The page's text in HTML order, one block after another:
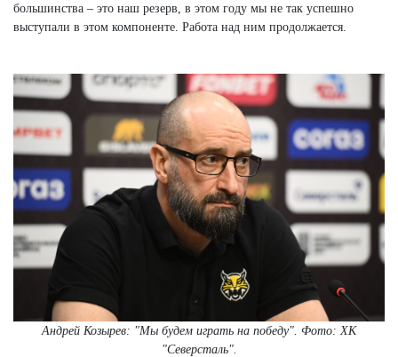
большинства – это наш резерв, в этом году мы не так успешно
выступали в этом компоненте. Работа над ним продолжается.
Андрей Козырев: "Мы будем играть на победу". Фото: ХК
"Северсталь".